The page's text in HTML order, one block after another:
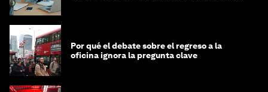
Por qué el debate sobre el regreso a la
oficina ignora la pregunta clave